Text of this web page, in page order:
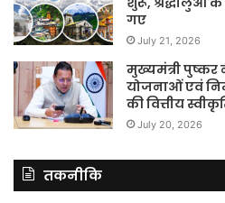
गए
July 21, 2026
मुख्यमंत्री पुष्कर
योजनाओं एवं
की वित्तीय
July 20, 2026
तकनीकि